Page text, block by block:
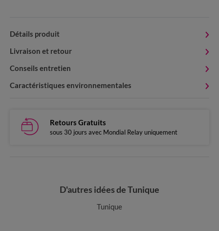
Détails produit
Livraison et retour
Conseils entretien
Caractéristiques environnementales
Retours Gratuits
sous 30 jours avec Mondial Relay uniquement
D'autres idées de Tunique
Tunique